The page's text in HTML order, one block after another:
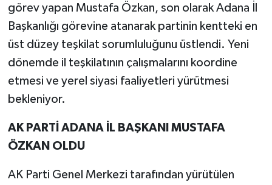
görev yapan Mustafa Özkan, son olarak Adana İl
Başkanlığı görevine atanarak partinin kentteki en
üst düzey teşkilat sorumluluğunu üstlendi. Yeni
dönemde il teşkilatının çalışmalarını koordine
etmesi ve yerel siyasi faaliyetleri yürütmesi
bekleniyor.
AK PARTİ ADANA İL BAŞKANI MUSTAFA
ÖZKAN OLDU
AK Parti Genel Merkezi tarafından yürütülen